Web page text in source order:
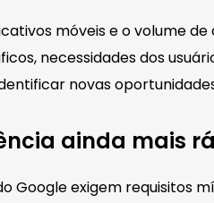
móveis e o volume
necessidades dos
novas
ainda mais
Google exigem requisitos